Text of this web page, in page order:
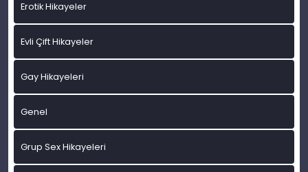
Erotik Hikayeler
Evli Çift Hikayeler
Gay Hikayeleri
Genel
Grup Sex Hikayeleri